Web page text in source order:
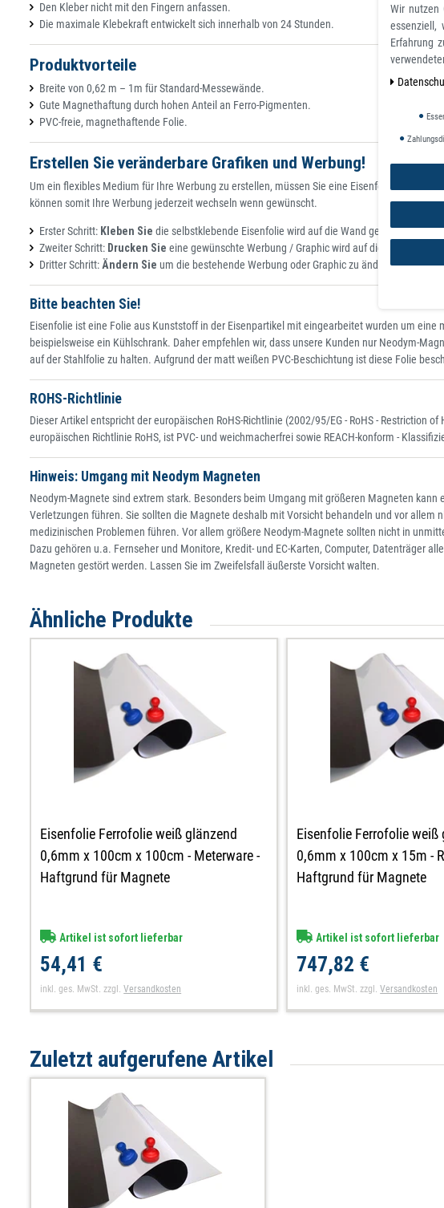
Den Kleber nicht mit den Fingern anfassen.
Die maximale Klebekraft entwickelt sich innerhalb von 24 Stunden.
Produktvorteile
Breite von 0,62 m – 1m für Standard-Messewände.
Gute Magnethaftung durch hohen Anteil an Ferro-Pigmenten.
PVC-freie, magnethaftende Folie.
Erstellen Sie veränderbare Grafiken und Werbung!
Um ein flexibles Medium für Ihre Werbung zu erstellen, müssen Sie eine Eisenfolie mit
können somit Ihre Werbung jederzeit wechseln wenn gewünscht.
Erster Schritt: Kleben Sie die selbstklebende Eisenfolie wird auf die Wand geklebt.
Zweiter Schritt: Drucken Sie eine gewünschte Werbung / Graphic wird auf die Magnetfolie
Dritter Schritt: Ändern Sie um die bestehende Werbung oder Graphic zu ändern
Bitte beachten Sie!
Eisenfolie ist eine Folie aus Kunststoff in der Eisenpartikel mit eingearbeitet wurden um
beispielsweise ein Kühlschrank. Daher empfehlen wir, dass unsere Kunden nur Neodym-
auf der Stahlfolie zu halten. Aufgrund der matt weißen PVC-Beschichtung ist diese Folie
ROHS-Richtlinie
Dieser Artikel entspricht der europäischen RoHS-Richtlinie (2002/95/EG - RoHS -
europäischen Richtlinie RoHS, ist PVC- und weichmacherfrei sowie REACH-konform -
Hinweis: Umgang mit Neodym Magneten
Neodym-Magnete sind extrem stark. Besonders beim Umgang mit größeren Magneten
Verletzungen führen. Sie sollten die Magnete deshalb mit Vorsicht behandeln und vor
medizinischen Problemen führen. Vor allem größere Neodym-Magnete sollten nicht in
Dazu gehören u.a. Fernseher und Monitore, Kredit- und EC-Karten, Computer, Datenträger
Magneten gestört werden. Lassen Sie im Zweifelsfall äußerste Vorsicht walten.
Ähnliche Produkte
Eisenfolie Ferrofolie weiß glänzend
0,6mm x 100cm x 100cm - Meterware -
Haftgrund für Magnete
Artikel ist sofort lieferbar
54,41 €
inkl. ges. MwSt. zzgl.Versandkosten
Eisenfolie Ferrofolie weiß
0,6mm x 100cm x 15m -
Haftgrund für Magnete
Artikel ist sofort lieferbar
747,82 €
inkl. ges. MwSt. zzgl.Versandkosten
Zuletzt aufgerufene Artikel
Wir nutzen
essenziell,
Erfahrung